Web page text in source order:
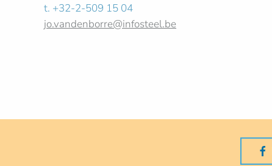
t. +32-2-509 15 04
jo.vandenborre@infosteel.be